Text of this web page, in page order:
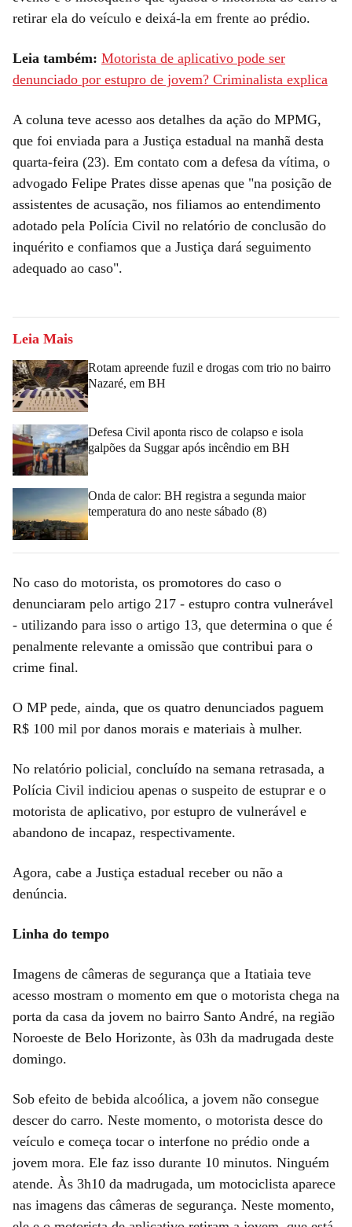
retirar ela do veículo e deixá-la em frente ao prédio.
Leia também: Motorista de aplicativo pode ser
denunciado por estupro de jovem? Criminalista explica
A coluna teve acesso aos detalhes da ação do MPMG,
que foi enviada para a Justiça estadual na manhã desta
quarta-feira (23). Em contato com a defesa da vítima, o
advogado Felipe Prates disse apenas que "na posição de
assistentes de acusação, nos filiamos ao entendimento
adotado pela Polícia Civil no relatório de conclusão do
inquérito e confiamos que a Justiça dará seguimento
adequado ao caso".
Leia Mais
Rotam apreende fuzil e drogas com trio no bairro
Nazaré, em BH
Defesa Civil aponta risco de colapso e isola
galpões da Suggar após incêndio em BH
Onda de calor: BH registra a segunda maior
temperatura do ano neste sábado (8)
No caso do motorista, os promotores do caso o
denunciaram pelo artigo 217 - estupro contra vulnerável
- utilizando para isso o artigo 13, que determina o que é
penalmente relevante a omissão que contribui para o
crime final.
O MP pede, ainda, que os quatro denunciados paguem
R$ 100 mil por danos morais e materiais à mulher.
No relatório policial, concluído na semana retrasada, a
Polícia Civil indiciou apenas o suspeito de estuprar e o
motorista de aplicativo, por estupro de vulnerável e
abandono de incapaz, respectivamente.
Agora, cabe a Justiça estadual receber ou não a
denúncia.
Linha do tempo
Imagens de câmeras de segurança que a Itatiaia teve
acesso mostram o momento em que o motorista chega na
porta da casa da jovem no bairro Santo André, na região
Noroeste de Belo Horizonte, às 03h da madrugada deste
domingo.
Sob efeito de bebida alcoólica, a jovem não consegue
descer do carro. Neste momento, o motorista desce do
veículo e começa tocar o interfone no prédio onde a
jovem mora. Ele faz isso durante 10 minutos. Ninguém
atende. Às 3h10 da madrugada, um motociclista aparece
nas imagens das câmeras de segurança. Neste momento,